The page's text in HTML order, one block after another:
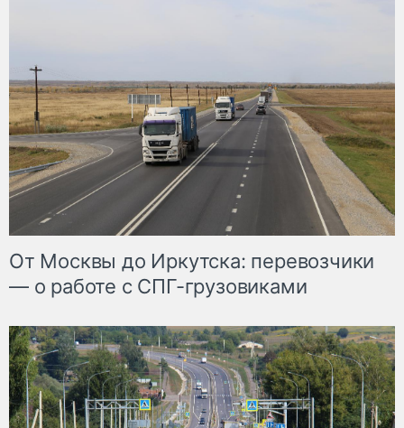
От Москвы до Иркутска: перевозчики
— о работе с СПГ-грузовиками